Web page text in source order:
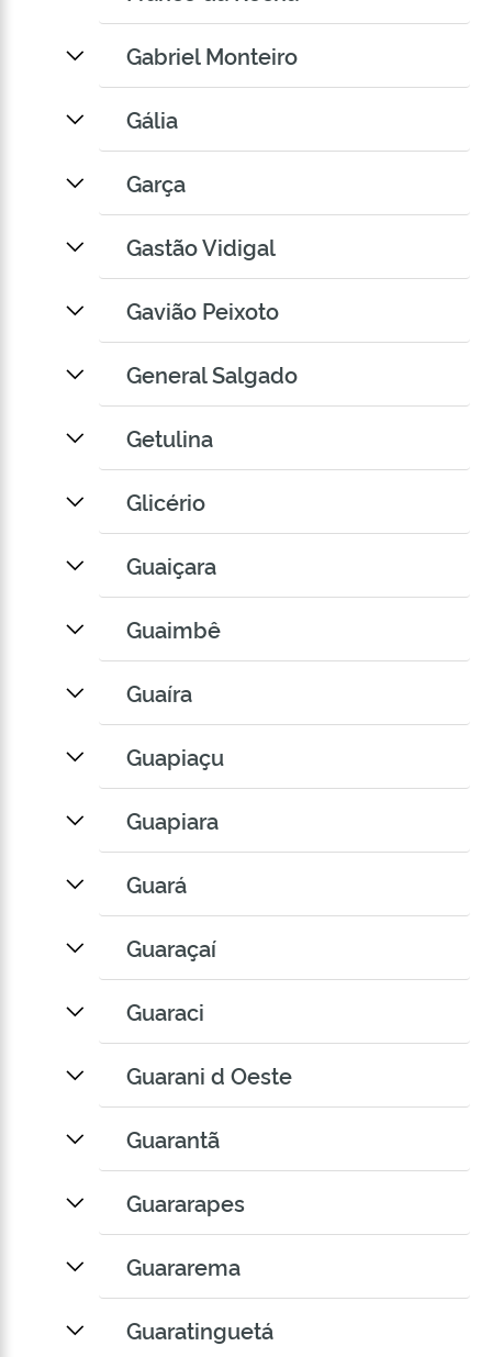
Gabriel Monteiro
Gália
Garça
Gastão Vidigal
Gavião Peixoto
General Salgado
Getulina
Glicério
Guaiçara
Guaimbê
Guaíra
Guapiaçu
Guapiara
Guará
Guaraçaí
Guaraci
Guarani d Oeste
Guarantã
Guararapes
Guararema
Guaratinguetá